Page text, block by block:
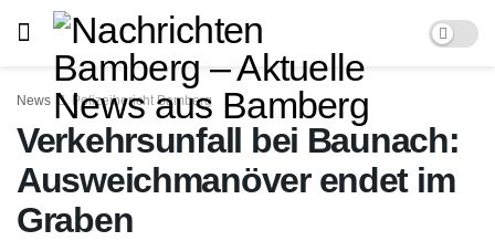
News Polizeibericht Bamberg
Verkehrsunfall bei Baunach:
Ausweichmanöver endet im
Graben